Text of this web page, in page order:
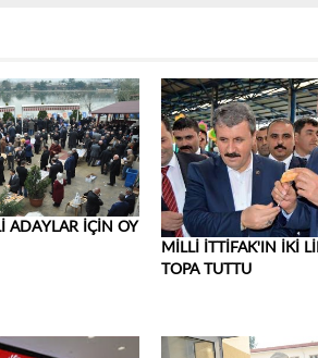
ADAYLAR İÇİN OY
MİLLİ İTTİFAK'IN İKİ
TOPA TUTTU